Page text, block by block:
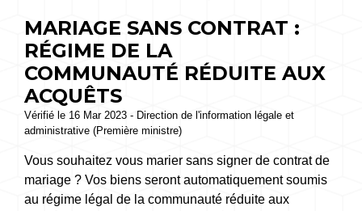
MARIAGE SANS CONTRAT :
RÉGIME DE LA
COMMUNAUTÉ RÉDUITE AUX
ACQUÊTS
Vérifié le 16 Mar 2023 - Direction de l'information légale et
administrative (Première ministre)
Vous souhaitez vous marier sans signer de contrat de
mariage ? Vos biens seront automatiquement soumis
au régime légal de la communauté réduite aux